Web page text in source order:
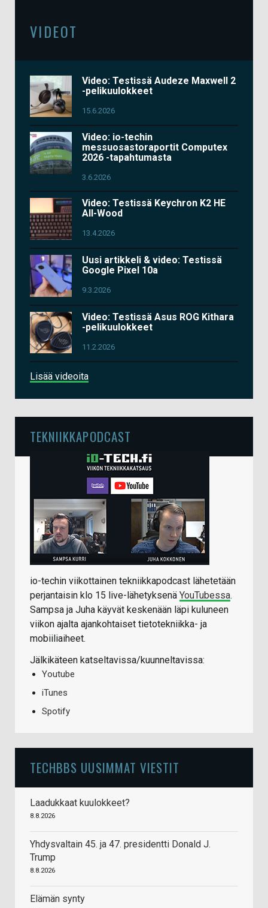
VIDEOT
Video: Testissä Audeze Maxwell 2
-pelikuulokkeet
15.6.2026
Video: io-techin
messuosastoraportit Computex
2026 -tapahtumasta
3.6.2026
Video: Testissä Keychron K2 HE
All-Wood
13.4.2026
Uusi artikkeli & video: Testissä
Google Pixel 10a
9.3.2026
Video: Testissä Asus ROG Kithara
-pelikuulokkeet
11.2.2026
Lisää videoita
TEKNIIKKAPODCAST
io-techin viikottainen tekniikkapodcast lähetetään
perjantaisin klo 15 live-lähetyksenä YouTubessa.
Sampsa ja Juha käyvät keskenään läpi kuluneen
viikon ajalta ajankohtaiset tietotekniikka- ja
mobiiliaiheet.
Jälkikäteen katseltavissa/kuunneltavissa:
Youtube
iTunes
Spotify
TECHBBS UUSIMMAT VIESTIT
Laadukkaat kuulokkeet?
8.8.2026
Yhdysvaltain 45. ja 47. presidentti Donald J.
Trump
8.8.2026
Elämän synty